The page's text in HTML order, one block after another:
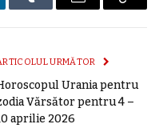
Tumblr E-
URMĂTOR
Urania pentru
Vărsător pentru 4 –
aprilie 2026